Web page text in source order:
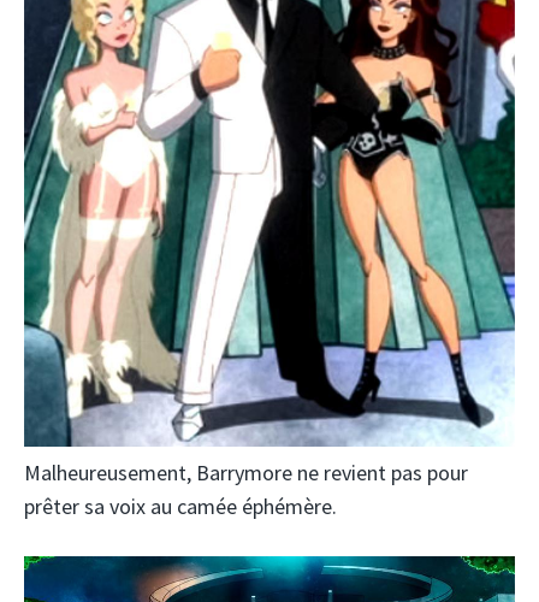
Malheureusement, Barrymore ne revient pas pour
prêter sa voix au camée éphémère.